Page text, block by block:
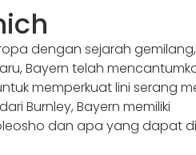
dengan sejarah
Bayern telah
memperkuat lini serang
Burnley, Bayern memiliki
dan apa yang dapat